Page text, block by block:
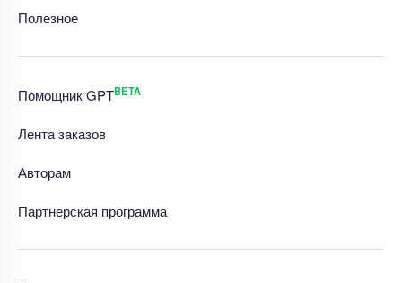
Полезное
Помощник GPTBETA
Лента заказов
Авторам
Партнерская программа